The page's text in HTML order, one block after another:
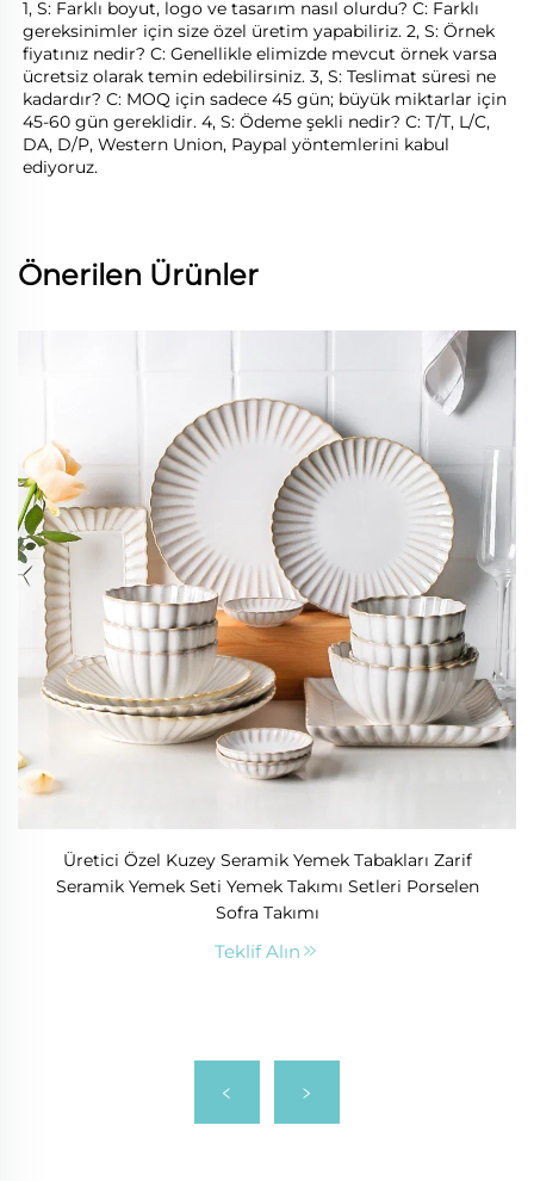
1, S: Farklı boyut, logo ve tasarım nasıl olurdu? C: Farklı
gereksinimler için size özel üretim yapabiliriz. 2, S: Örnek
fiyatınız nedir? C: Genellikle elimizde mevcut örnek varsa
ücretsiz olarak temin edebilirsiniz. 3, S: Teslimat süresi ne
kadardır? C: MOQ için sadece 45 gün; büyük miktarlar için
45-60 gün gereklidir. 4, S: Ödeme şekli nedir? C: T/T, L/C,
DA, D/P, Western Union, Paypal yöntemlerini kabul
ediyoruz.
Önerilen Ürünler
Üretici Özel Kuzey Seramik Yemek Tabakları Zarif
Seramik Yemek Seti Yemek Takımı Setleri Porselen
Sofra Takımı
Teklif Alın